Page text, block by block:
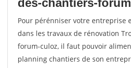
des-chantiers-
Pour pérénniser votre entreprise
dans les travaux de rénovation
forum-culoz, il faut pouvoir
planning chantiers de son